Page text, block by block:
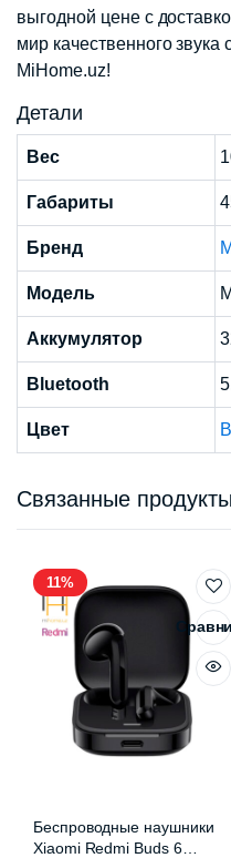
выгодной цене с
мир качественного
MiHome.uz!
Детали
Вес
Габариты
Бренд
Модель
Аккумулятор
Bluetooth
Цвет
Связанные продукты
11%
Беспроводные наушники
Xiaomi Redmi Buds 6